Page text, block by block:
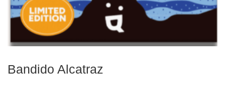
air
Pendules
Echiquier
aveugles
Bandido Alcatraz